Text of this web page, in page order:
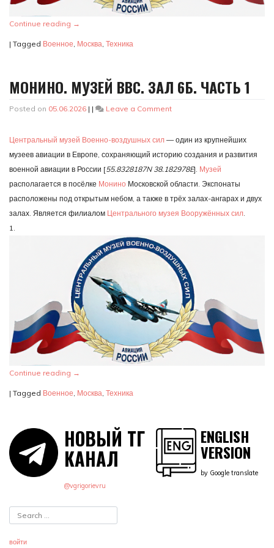
Continue reading →
| Tagged Военное Москва Техника
МОНИНО. МУЗЕЙ ВВС. ЗАЛ 6Б. ЧАСТЬ 1
Posted on 05.06.2026 | | Leave a Commenton
ВВС.
Зал
Часть
1
Центральный музей Военно-воздушных сил — один из крупнейших
музеев авиации в Европе, сохраняющий историю создания и развития
военной авиации в России [55.8328187N 38.182978E]. Музей
располагается в посёлке Монино Московской области. Экспонаты
расположены под открытым небом, а также в трёх залах-ангарах и двух
залах. Является филиалом Центрального музея Вооружённых сил
1.
Continue reading →
| Tagged Военное, Москва, Техника
НОВЫЙ ТГ
КАНАЛ
@vgrigorievru
ENGLISH
VERSION
by Google translate
войти